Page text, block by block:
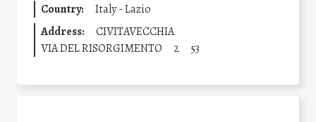
Country:
Italy - Lazio
Address:
CIVITAVECCHIA
VIA DEL RISORGIMENTO
2 53